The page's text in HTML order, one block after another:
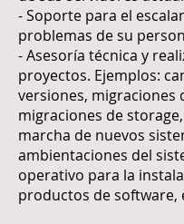
- Soporte para el
problemas de su
- Asesoría técnica y
proyectos. Ejemplos:
versiones, migraciones
migraciones de
marcha de nuevos
ambientaciones del
operativo para la
productos de software,